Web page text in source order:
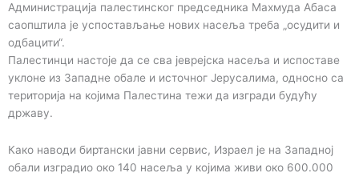
Администрација палестинског председника Махмуда Абаса
саопштила је успостављање нових насеља треба „осудити и
одбацити“.
Палестинци настоје да се сва јеврејска насеља и испоставе
уклоне из Западне обале и источног Јерусалима, односно са
територија на којима Палестина тежи да изгради будућу
државу.
Како наводи биртански јавни сервис, Израел је на Западној
обали изградио око 140 насеља у којима живи око 600.000